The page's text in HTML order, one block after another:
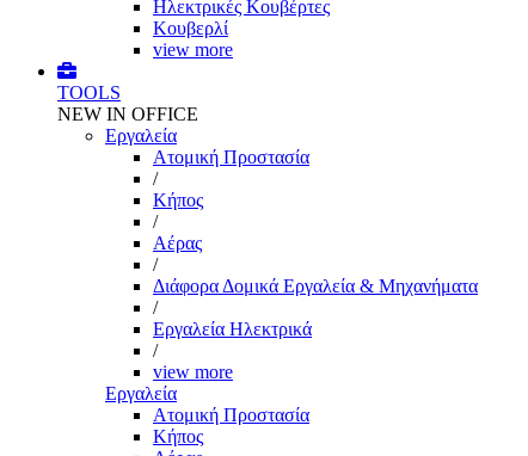
Ηλεκτρικές Κουβέρτες
Κουβερλί
view more
TOOLS
NEW IN OFFICE
Εργαλεία
Aτομική Προστασία
/
Kήπος
/
Αέρας
/
Διάφορα Δομικά Εργαλεία & Μηχανήματα
/
Εργαλεία Ηλεκτρικά
/
view more
Εργαλεία
Aτομική Προστασία
Kήπος